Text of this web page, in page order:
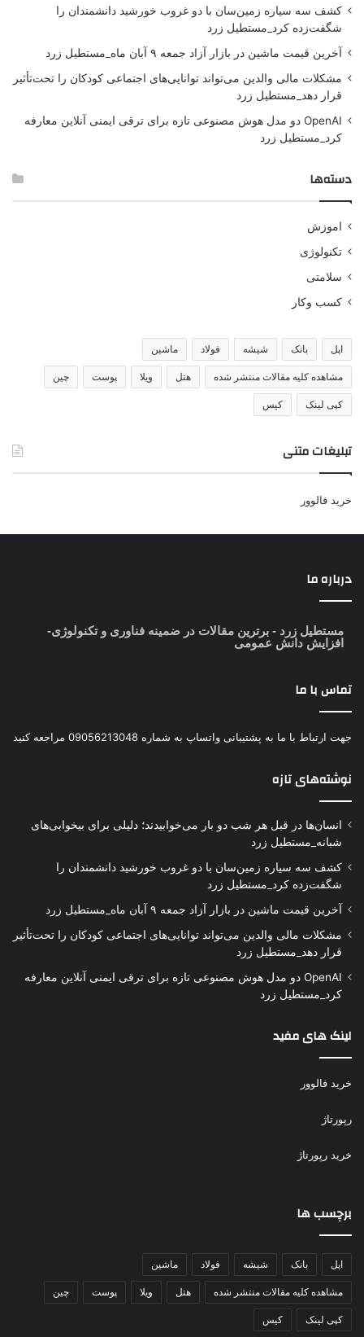
کشف سه سیاره زمین‌سان با دو غروب خورشید دانشمندان را
شگفت‌زده کرد_مستطیل زرد
آخرین قیمت ماشین در بازار آزاد جمعه ۹ آبان ماه_مستطیل زرد
مشکلات مالی والدین می‌تواند توانایی‌های اجتماعی کودکان را تحت‌تأثیر
قرار دهد_مستطیل زرد
OpenAI دو مدل هوش مصنوعی تازه برای ترقی ایمنی آنلاین معارفه
کرد_مستطیل زرد
دسته‌ها
اموزش
تکنولوژی
سلامتی
کسب وکار
اپل بانک شیشه فولاد ماشین
مشاهده کلیه مقالات منتشر شده هتل ویلا پوست چین
کپی لینک کیس
تبلیغات متنی
خرید فالوور
درباره ما
مستطیل زرد - برترین مقالات در ضمینه فناوری و تکنولوژی-
افزایش دانش عمومی
تماس با ما
جهت ارتباط با ما به پشتیبانی واتساپ به شماره 09056213048 مراجعه کنید
نوشته‌های تازه
انسان‌ها در قبل هر شب دو بار می‌خوابیدند؛ دلیلی برای بیخوابی‌های
شبانه_مستطیل زرد
کشف سه سیاره زمین‌سان با دو غروب خورشید دانشمندان را
شگفت‌زده کرد_مستطیل زرد
آخرین قیمت ماشین در بازار آزاد جمعه ۹ آبان ماه_مستطیل زرد
مشکلات مالی والدین می‌تواند توانایی‌های اجتماعی کودکان را تحت‌تأثیر
قرار دهد_مستطیل زرد
OpenAI دو مدل هوش مصنوعی تازه برای ترقی ایمنی آنلاین معارفه
کرد_مستطیل زرد
لینک های مفید
خرید فالوور
رپورتاژ
خرید رپورتاژ
برچسب ها
اپل بانک شیشه فولاد ماشین
مشاهده کلیه مقالات منتشر شده هتل ویلا پوست چین
کپی لینک کیس